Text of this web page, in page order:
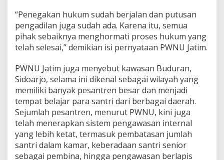
a
p
T
i
d
k
i
g
i
r
n
g
K
e
“Penegakan hukum sudah berjalan dan putusan
pengadilan juga sudah ada. Karena itu, semua
pihak sebaiknya menghormati proses hukum yang
telah selesai,” demikian isi pernyataan PWNU Jatim.
PWNU Jatim juga menyebut kawasan Buduran,
Sidoarjo, selama ini dikenal sebagai wilayah yang
memiliki banyak pesantren besar dan menjadi
tempat belajar para santri dari berbagai daerah.
Sejumlah pesantren, menurut PWNU, kini juga
telah menerapkan sistem pengawasan internal
yang lebih ketat, termasuk pembatasan jumlah
santri dalam kamar, keberadaan santri senior
sebagai pembina, hingga pengawasan berlapis